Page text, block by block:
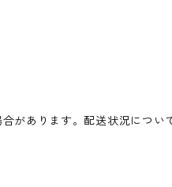
があります。配送状況につい